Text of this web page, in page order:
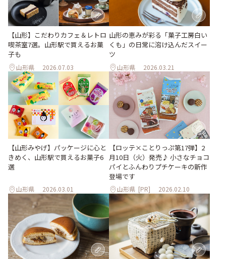
【山形】こだわりカフェ＆レトロ
喫茶室7選。山形駅で買えるお菓
子も
山形県 2026.07.03
山形の恵みが彩る「菓子工房白い
くも」の日常に溶け込んだスイー
ツ
山形県 2026.03.21
【山形みやげ】パッケージに心と
きめく、山形駅で買えるお菓子6
選
山形県 2026.03.01
【ロッテ×ことりっぷ第17弾】2
月10日（火）発売♪ 小さなチョコ
パイとふんわりプチケーキの新作
登場です
山形県 [PR] 2026.02.10